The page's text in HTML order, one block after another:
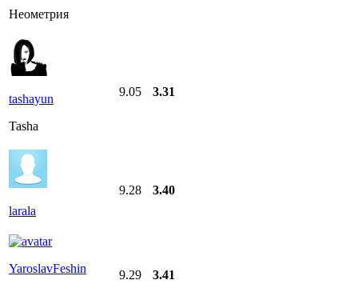
Неометрия
tashayun
Tasha
9.05 3.31
larala
9.28 3.40
YaroslavFeshin
9.29 3.41